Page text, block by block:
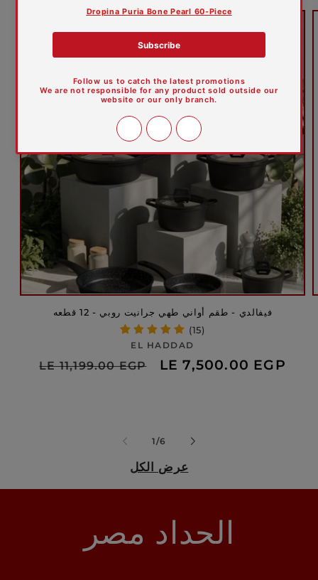
خصم
فيفالدي - طقم أواني طهي جرانيت روبي - 12 قطعه
(15)
بائع:
EL HADDAD
السعر
LE 11,199.00 EGP
سعر
LE 7,500.00 EGP
1/ل
6
عرض الكل
الحداد مصر